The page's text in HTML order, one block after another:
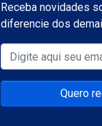
Receba novidades
diferencie dos
Quero